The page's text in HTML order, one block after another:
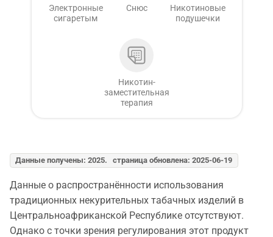
Электронные
сигаретым
Снюс
Никотиновые
подушечки
Никотин-
заместительная
терапия
Данные получены: 2025. страница обновлена: 2025-06-19
Данные о распространённости использования
традиционных некурительных табачных изделий в
Центральноафриканской Республике отсутствуют.
Однако с точки зрения регулирования этот продукт